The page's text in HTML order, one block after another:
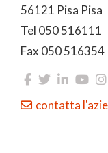
56121 Pisa Pisa
Tel 050 516111
Fax 050 516354
contatta